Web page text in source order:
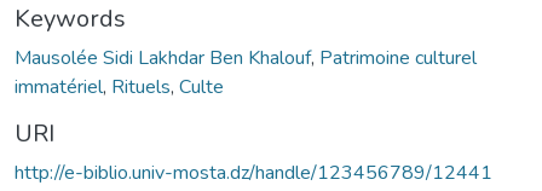
Keywords
Mausolée Sidi Lakhdar Ben Khalouf, Patrimoine culturel
immatériel, Rituels, Culte
URI
http://e-biblio.univ-mosta.dz/handle/123456789/12441